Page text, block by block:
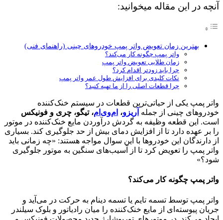
آنچه در این مقاله میخوانید:
بهترین زمان تعویض واتر پمپ خودروهای چینی (راهنمای فنی)
واتر پمپ چگونه کار می‌کند؟
زمان طلایی تعویض واتر پمپ
چرا باید زودتر اقدام کرد؟
نکات کلیدی برای افزایش طول عمر واتر پمپ
چرا قطعات اصلی را از ما تهیه کنید؟
واتر پمپ یکی از حیاتی‌ترین قطعات در سیستم خنک‌کننده
خودروهای چینی از جمله آریزو، ام‌وی‌ام، تیگو، چری و فونیکس
است. این قطعه وظیفه به گردش درآوردن مایع خنک‌کننده در موتور
را بر عهده دارد تا از افزایش دمای بیش از حد جلوگیری کند. بسیاری
از دارندگان این خودروها با این سوال مواجه هستند: «چه زمانی باید
واتر پمپ را تعویض کرد تا از آسیب‌های سنگین به موتور جلوگیری
شود؟»
واتر پمپ چگونه کار می‌کند؟
واتر پمپ توسط تسمه تایم یا تسمه دینام به حرکت در می‌آید و
جریان پیوسته‌ای از مایع خنک‌کننده را میان رادیاتور و بلوک سیلندر